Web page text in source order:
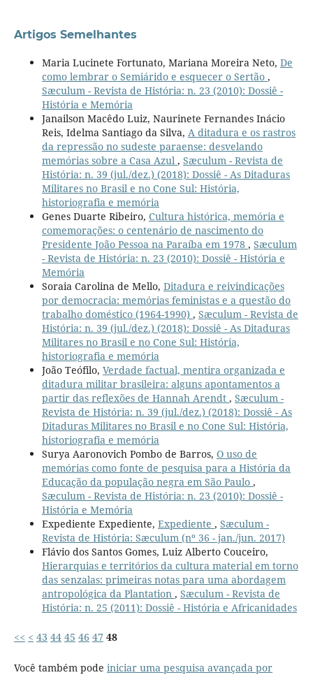
Artigos Semelhantes
Maria Lucinete Fortunato, Mariana Moreira Neto, De
como lembrar o Semiárido e esquecer o Sertão ,
Sæculum - Revista de História: n. 23 (2010): Dossiê -
História e Memória
Janailson Macêdo Luiz, Naurinete Fernandes Inácio
Reis, Idelma Santiago da Silva, A ditadura e os rastros
da repressão no sudeste paraense: desvelando
memórias sobre a Casa Azul , Sæculum - Revista de
História: n. 39 (jul./dez.) (2018): Dossiê - As Ditaduras
Militares no Brasil e no Cone Sul: História,
historiografia e memória
Genes Duarte Ribeiro, Cultura histórica, memória e
comemorações: o centenário de nascimento do
Presidente João Pessoa na Paraíba em 1978 , Sæculum
- Revista de História: n. 23 (2010): Dossiê - História e
Memória
Soraia Carolina de Mello, Ditadura e reivindicações
por democracia: memórias feministas e a questão do
trabalho doméstico (1964-1990) , Sæculum - Revista de
História: n. 39 (jul./dez.) (2018): Dossiê - As Ditaduras
Militares no Brasil e no Cone Sul: História,
historiografia e memória
João Teófilo, Verdade factual, mentira organizada e
ditadura militar brasileira: alguns apontamentos a
partir das reflexões de Hannah Arendt , Sæculum -
Revista de História: n. 39 (jul./dez.) (2018): Dossiê - As
Ditaduras Militares no Brasil e no Cone Sul: História,
historiografia e memória
Surya Aaronovich Pombo de Barros, O uso de
memórias como fonte de pesquisa para a História da
Educação da população negra em São Paulo ,
Sæculum - Revista de História: n. 23 (2010): Dossiê -
História e Memória
Expediente Expediente, Expediente , Sæculum -
Revista de História: Sæculum (nº 36 - jan./jun. 2017)
Flávio dos Santos Gomes, Luiz Alberto Couceiro,
Hierarquias e territórios da cultura material em torno
das senzalas: primeiras notas para uma abordagem
antropológica da Plantation , Sæculum - Revista de
História: n. 25 (2011): Dossiê - História e Africanidades
<< < 43 44 45 46 47 48
Você também pode iniciar uma pesquisa avançada por